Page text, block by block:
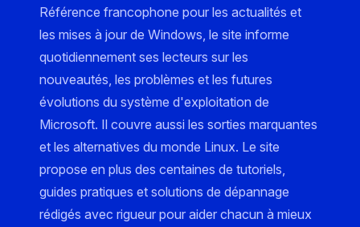
Référence francophone pour les actualités et
les mises à jour de Windows, le site informe
quotidiennement ses lecteurs sur les
nouveautés, les problèmes et les futures
évolutions du système d'exploitation de
Microsoft. Il couvre aussi les sorties marquantes
et les alternatives du monde Linux. Le site
propose en plus des centaines de tutoriels,
guides pratiques et solutions de dépannage
rédigés avec rigueur pour aider chacun à mieux